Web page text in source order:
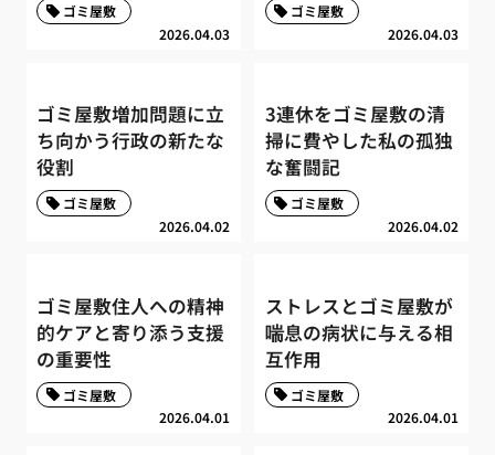
2026.04.03
ゴミ屋敷
2026.04.03
ゴミ屋敷
ゴミ屋敷増加問題に立
ち向かう行政の新たな
役割
2026.04.02
ゴミ屋敷
3連休をゴミ屋敷の清
掃に費やした私の孤独
な奮闘記
2026.04.02
ゴミ屋敷
ゴミ屋敷住人への精神
的ケアと寄り添う支援
の重要性
2026.04.01
ゴミ屋敷
ストレスとゴミ屋敷が
喘息の病状に与える相
互作用
2026.04.01
ゴミ屋敷